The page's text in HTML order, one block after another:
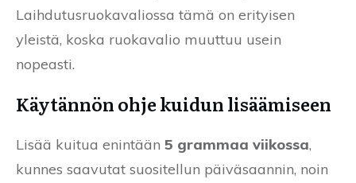
Laihdutusruokavaliossa tämä on erityisen
yleistä, koska ruokavalio muuttuu usein
nopeasti.
Käytännön ohje kuidun lisäämiseen
Lisää kuitua enintään 5 grammaa viikossa,
kunnes saavutat suositellun päiväsaannin, noin